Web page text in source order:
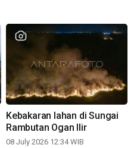
Kebakaran lahan di Sungai
Rambutan Ogan Ilir
08 July 2026 12:34 WIB